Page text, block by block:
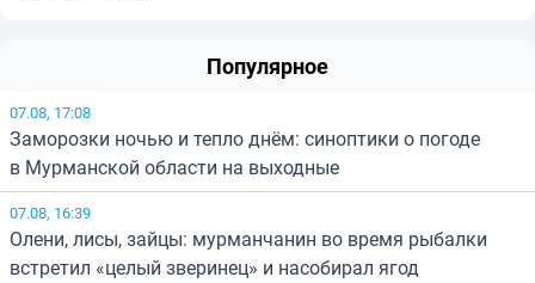
Популярное
07.08, 17:08
Заморозки ночью и тепло днём: синоптики о погоде
в Мурманской области на выходные
07.08, 16:39
Олени, лисы, зайцы: мурманчанин во время рыбалки
встретил «целый зверинец» и насобирал ягод